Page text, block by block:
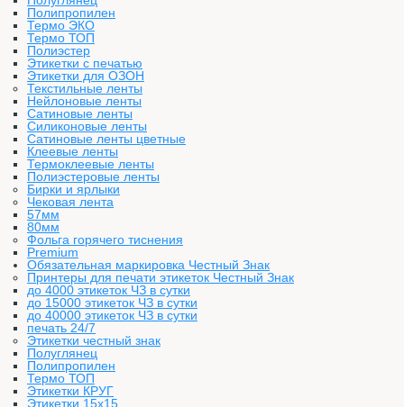
Полипропилен
Термо ЭКО
Термо ТОП
Полиэстер
Этикетки с печатью
Этикетки для ОЗОН
Текстильные ленты
Нейлоновые ленты
Сатиновые ленты
Силиконовые ленты
Сатиновые ленты цветные
Клеевые ленты
Термоклеевые ленты
Полиэстеровые ленты
Бирки и ярлыки
Чековая лента
57мм
80мм
Фольга горячего тиснения
Premium
Обязательная маркировка Честный Знак
Принтеры для печати этикеток Честный Знак
до 4000 этикеток ЧЗ в сутки
до 15000 этикеток ЧЗ в сутки
до 40000 этикеток ЧЗ в сутки
печать 24/7
Этикетки честный знак
Полуглянец
Полипропилен
Термо ТОП
Этикетки КРУГ
Этикетки 15х15